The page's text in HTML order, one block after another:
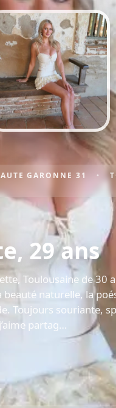
GARONNE 31
29 ans
Toulousaine de 30
beauté naturelle, la
Toujours souriante,
partag…